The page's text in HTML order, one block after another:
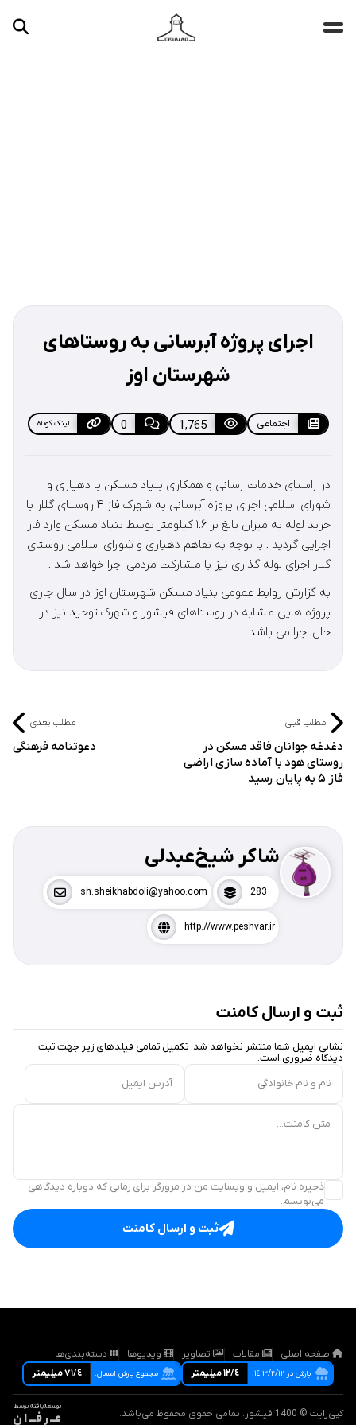
اجرای پروژه آبرسانی به روستاهای
شهرستان اوز
اجتماعی 1,765
0 لینک کوتاه
در راستای خدمات رسانی و همکاری بنیاد مسکن با دهیاری و
شورای اسلامی اجرای پروژه آبرسانی به شهرک فاز ۴ روستای گلار با
خرید لوله به میزان بالغ بر ۱.۶ کیلومتر توسط بنیاد مسکن وارد فاز
اجرایی گردید . با توجه به تفاهم دهیاری و شورای اسلامی روستای
گلار اجرای لوله گذاری نیز با مشارکت مردمی اجرا خواهد شد .
به گزارش روابط عمومی بنیاد مسکن شهرستان اوز در سال جاری
پروژه هایی مشابه در روستاهای فیشور و شهرک توحید نیز در
حال اجرا می باشد .
مطلب قبلی
دغدغه جوانان فاقد مسکن در
روستای هود با آماده سازی اراضی
فاز ۵ به پایان رسید
مطلب بعدی
دعوتنامه فرهنگی
شاکر شیخ‌عبدلی
283
sh.sheikhabdoli@yahoo.com
http://www.peshvar.ir
ثبت و ارسال کامنت
نشانی ایمیل شما منتشر نخواهد شد. تکمیل تمامی فیلد‌های زیر جهت ثبت
دیدگاه ضروری است.
نام و نام خانوادگی
آدرس ایمیل
متن کامنت...
ذخیره نام، ایمیل و وبسایت من در مرورگر برای زمانی که دوباره دیدگاهی
می‌نویسم.
ثبت و ارسال کامنت
صفحه اصلی مقالات تصاویر ویدیوها دسته‌بندی‌ها
بارش در ١٤٠٣/٢/١٢: ١٢/٤ ميليمتر مجموع بارش امسال: ٧١/٤ ميليمتر
کپی‌رایت © 1400 فیشور. تمامی حقوق محفوظ می‌باشد.
توسعه‌یافته توسط
عــ ر فـــ ا ن